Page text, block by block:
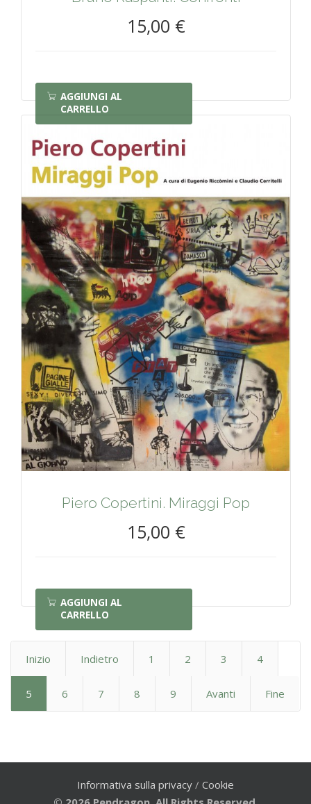
15,00 €
AGGIUNGI AL
CARRELLO
Piero Copertini. Miraggi Pop
15,00 €
AGGIUNGI AL
CARRELLO
Inizio Indietro 1 2 3 4
5 6 7 8 9 Avanti Fine
Informativa sulla privacy / Cookie